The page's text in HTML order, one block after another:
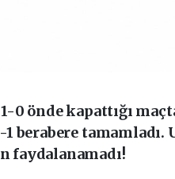
0 önde kapattığı
1 berabere
faydalanamadı!